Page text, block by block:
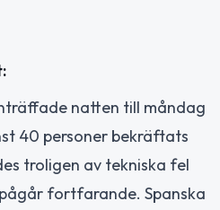
natten till måndag
40 personer bekräftats
troligen av tekniska fel
fortfarande. Spanska